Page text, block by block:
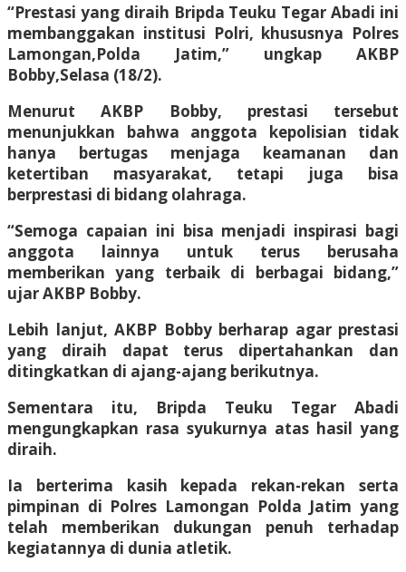
“Prestasi yang diraih Bripda Teuku Tegar Abadi ini
membanggakan institusi Polri, khususnya Polres
Lamongan,Polda Jatim,” ungkap AKBP
Bobby,Selasa (18/2).
Menurut AKBP Bobby, prestasi tersebut
menunjukkan bahwa anggota kepolisian tidak
hanya bertugas menjaga keamanan dan
ketertiban masyarakat, tetapi juga bisa
berprestasi di bidang olahraga.
“Semoga capaian ini bisa menjadi inspirasi bagi
anggota lainnya untuk terus berusaha
memberikan yang terbaik di berbagai bidang,”
ujar AKBP Bobby.
Lebih lanjut, AKBP Bobby berharap agar prestasi
yang diraih dapat terus dipertahankan dan
ditingkatkan di ajang-ajang berikutnya.
Sementara itu, Bripda Teuku Tegar Abadi
mengungkapkan rasa syukurnya atas hasil yang
diraih.
Ia berterima kasih kepada rekan-rekan serta
pimpinan di Polres Lamongan Polda Jatim yang
telah memberikan dukungan penuh terhadap
kegiatannya di dunia atletik.